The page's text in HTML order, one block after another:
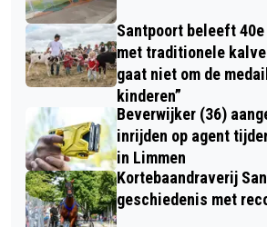
Santpoort beleeft
met traditionele
gaat niet om de
kinderen”
Beverwijker (36)
inrijden op agent
in Limmen
Kortebaandraverij
geschiedenis met